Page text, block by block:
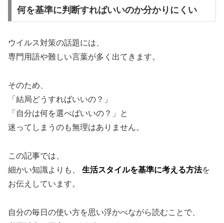
何を基準に判断すればいいのか分かりにくい
ウイルス対策の話題には、
専門用語や難しい言葉が多く出てきます。
そのため、
「結局どうすればいいの？」
「自分は何を選べばいいの？」と
迷ってしまうのも無理はありません。
この記事では、
細かい知識よりも、 生活スタイルを基準に考える方法を
お伝えしています。
自分の毎日の使い方を思い浮かべながら読むことで、